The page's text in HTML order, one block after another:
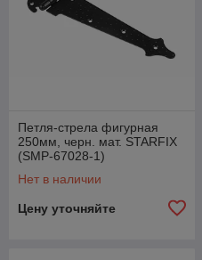
Петля-стрела фигурная
250мм, черн. мат. STARFIX
(SMP-67028-1)
Нет в наличии
Цену уточняйте